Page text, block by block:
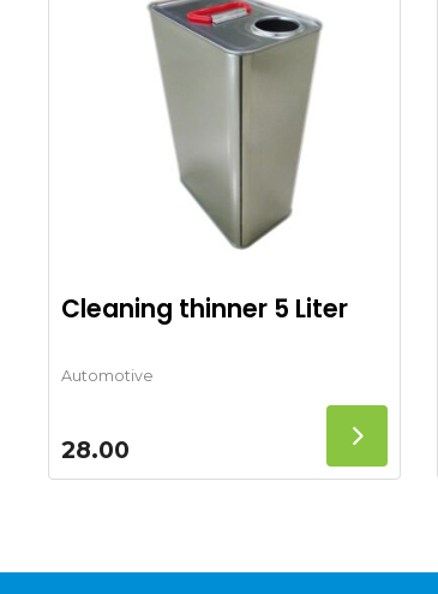
Cleaning thinner 5 Liter
Automotive
28.00